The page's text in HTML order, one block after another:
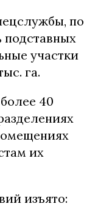
по
подставных
участки
га.
40
их
изъято: